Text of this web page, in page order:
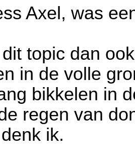
Axel, was
topic dan
in de volle
bikkelen in
regen van
ik.